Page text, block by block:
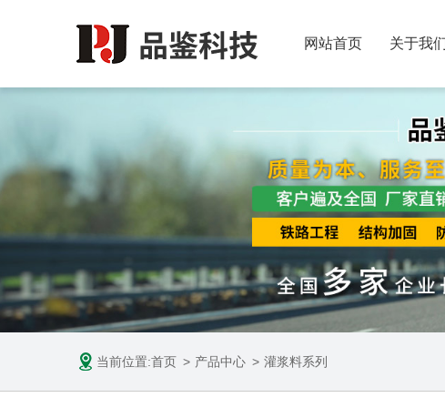
网站首页 关于我
当前位置:首页 产品中心 灌浆料系列